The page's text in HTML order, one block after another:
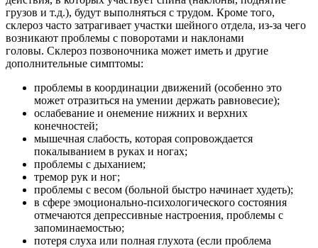
грузов и т.д.), будут выполняться с трудом. Кроме того,
склероз часто затрагивает участки шейного отдела, из-за чего
возникают проблемы с поворотами и наклонами
головы. Склероз позвоночника может иметь и другие
дополнительные симптомы:
проблемы в координации движений (особенно это
может отразиться на умении держать равновесие);
ослабевание и онемение нижних и верхних
конечностей;
мышечная слабость, которая сопровождается
покалыванием в руках и ногах;
проблемы с дыханием;
тремор рук и ног;
проблемы с весом (больной быстро начинает худеть);
в сфере эмоционально-психологического состояния
отмечаются депрессивные настроения, проблемы с
запоминаемостью;
потеря слуха или полная глухота (если проблема